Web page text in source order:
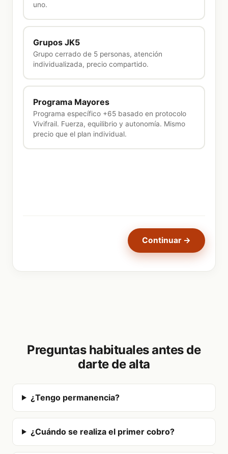
uno.
Grupos JK5
Grupo cerrado de 5 personas, atención
individualizada, precio compartido.
Programa Mayores
Programa específico +65 basado en protocolo
Vivifrail. Fuerza, equilibrio y autonomía. Mismo
precio que el plan individual.
Continuar →
Preguntas habituales antes de
darte de alta
¿Tengo permanencia?
¿Cuándo se realiza el primer cobro?